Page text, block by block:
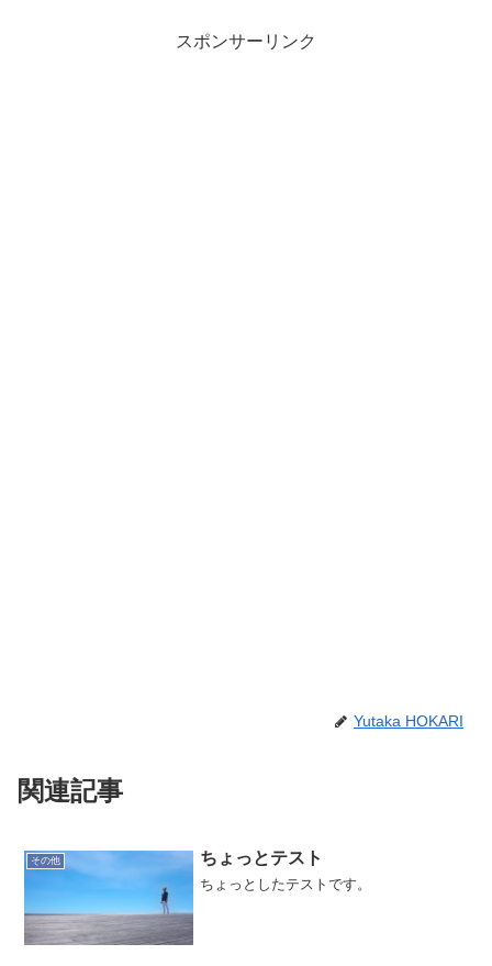
スポンサーリンク
Yutaka HOKARI
関連記事
その他 ちょっとテスト
ちょっとしたテストです。